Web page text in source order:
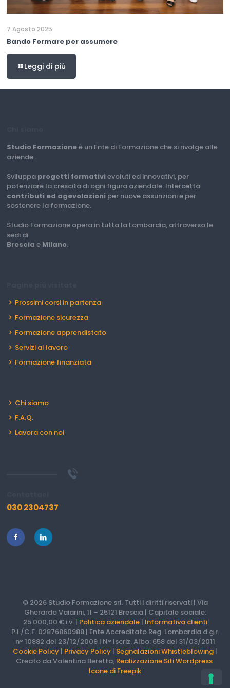
7 Agosto 2025
Bando Formare per assumere
Leggi di più
Studio Formazioneè un Ente di Formazione che si rivolge alle
aziende.
Sviluppa progetti formativi evoluti ed innovativi, per
potenziare la crescita di ogni figura aziendale. Intercetta
contributi ed agevolazioni per nuove assunzioni e per
sostenere la formazione.
Studio Formazione opera in tutta la Lombardia, attraverso le
sedi di
Brescia e Milano.
Prossimi corsi in partenza
Formazione sicurezza
Formazione apprendistato
Servizi al lavoro
Formazione finanziata
Chi siamo
F.A.Q.
Lavora con noi
030 2304737
© 2026 Studio Formazione srl. Tutti i diritti riservati | Via
Gherardo Vaiarini, 11 – 25121 Brescia | Capitale sociale:
25.000,00 € i.v. | Politica aziendale| Informativa clienti
P.I./C.F. 02876860988 | Ente Accreditato Reg. Lombardia d.g.r.
n° 10882 del 23/12/2009 | N° Iscriz. Albo: 658 del 31/03/2011
Cookie Policy | Privacy Policy | Segnalazioni Whistleblowing |
Creato da Valentina Beretta, Realizzazione Siti Wordpress.
Icone di Freepik